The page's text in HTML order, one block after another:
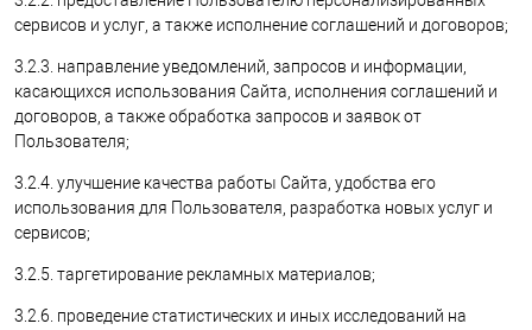
сервисов и услуг, а также исполнение соглашений и договоров;
3.2.3. направление уведомлений, запросов и информации,
касающихся использования Сайта, исполнения соглашений и
договоров, а также обработка запросов и заявок от
Пользователя;
3.2.4. улучшение качества работы Сайта, удобства его
использования для Пользователя, разработка новых услуг и
сервисов;
3.2.5. таргетирование рекламных материалов;
3.2.6. проведение статистических и иных исследований на